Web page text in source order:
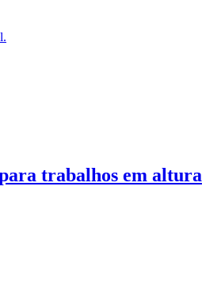
trabalhos em altura